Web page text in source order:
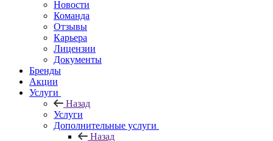
Новости
Команда
Отзывы
Карьера
Лицензии
Документы
Бренды
Акции
Услуги
Назад
Услуги
Дополнительные услуги
Назад